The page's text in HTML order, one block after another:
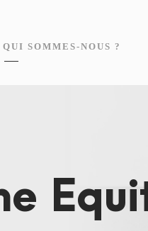
QUI SOMMES-NOUS ?